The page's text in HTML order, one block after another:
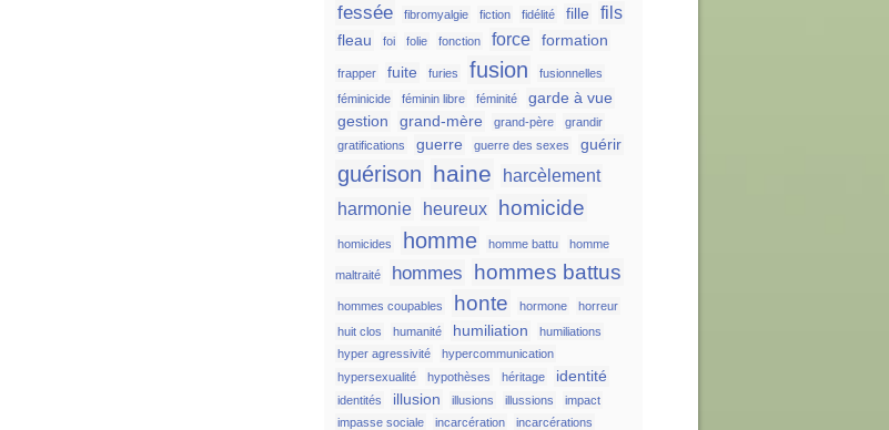
fessée fibromyalgie fiction fidélité fille fils
fleau foi folie fonction force formation
frapper fuite furies fusion
fusionnelles
féminicide
féminin libre féminité
garde à vue
gestion
grand-mère grand-père
grandir
gratifications
guerre guerre des sexes guérir
guérison haine
harcèlement
harmonie
heureux homicide
homicides homme homme battu homme
maltraité hommes hommes battus
hommes coupables honte hormone
horreur
huit clos
humanité humiliation
humiliations
hyper agressivité
hypercommunication
hypersexualité
hypothèses héritage identité
identités illusion illusions illussions
impact
impasse sociale
incarcération incarcérations